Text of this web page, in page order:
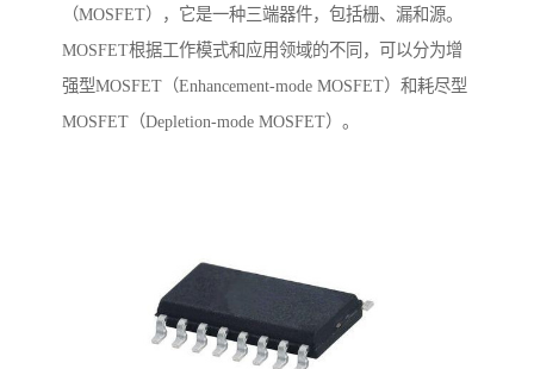
（MOSFET），它是一种三端器件，包括栅、漏和源。
MOSFET根据工作模式和应用领域的不同，可以分为增
强型MOSFET（Enhancement-mode MOSFET）和耗尽型
MOSFET（Depletion-mode MOSFET）。